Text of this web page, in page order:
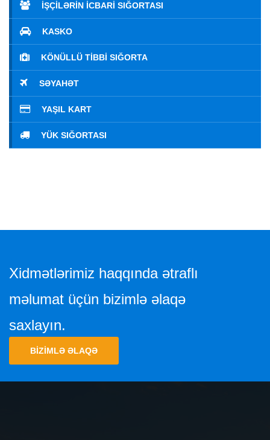
İŞÇILƏRIN İCBARI SIĞORTASI
KASKO
KÖNÜLLÜ TIBBI SIĞORTA
SƏYAHƏT
YAŞIL KART
YÜK SIĞORTASI
Xidmətlərimiz haqqında ətraflı
məlumat üçün bizimlə əlaqə
saxlayın.
BIZIMLƏ ƏLAQƏ